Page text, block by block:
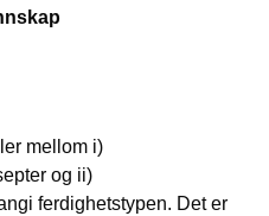
mellom i)
og ii)
ferdighetstypen. Det er